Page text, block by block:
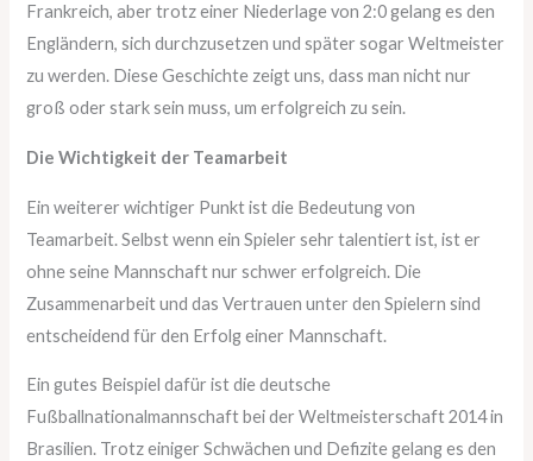
Frankreich, aber trotz einer Niederlage von 2:0 gelang es den
Engländern, sich durchzusetzen und später sogar Weltmeister
zu werden. Diese Geschichte zeigt uns, dass man nicht nur
groß oder stark sein muss, um erfolgreich zu sein.
Die Wichtigkeit der Teamarbeit
Ein weiterer wichtiger Punkt ist die Bedeutung von
Teamarbeit. Selbst wenn ein Spieler sehr talentiert ist, ist er
ohne seine Mannschaft nur schwer erfolgreich. Die
Zusammenarbeit und das Vertrauen unter den Spielern sind
entscheidend für den Erfolg einer Mannschaft.
Ein gutes Beispiel dafür ist die deutsche
Fußballnationalmannschaft bei der Weltmeisterschaft 2014 in
Brasilien. Trotz einiger Schwächen und Defizite gelang es den